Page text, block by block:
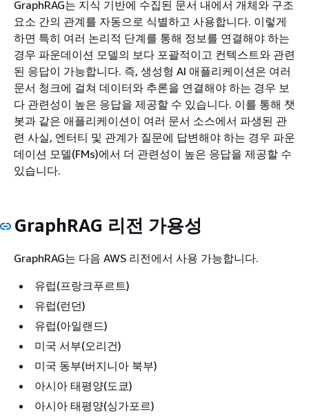
GraphRAG는 지식 기반에 수집된 문서 내에서 개체와 구조
요소 간의 관계를 자동으로 식별하고 사용합니다. 이렇게
하면 특히 여러 논리적 단계를 통해 정보를 연결해야 하는
경우 파운데이션 모델의 보다 포괄적이고 컨텍스트와 관련
된 응답이 가능합니다. 즉, 생성형 AI 애플리케이션은 여러
문서 청크에 걸쳐 데이터와 추론을 연결해야 하는 경우 보
다 관련성이 높은 응답을 제공할 수 있습니다. 이를 통해 챗
봇과 같은 애플리케이션이 여러 문서 소스에서 파생된 관
련 사실, 엔터티 및 관계가 질문에 답변해야 하는 경우 파운
데이션 모델(FMs)에서 더 관련성이 높은 응답을 제공할 수
있습니다.
GraphRAG 리전 가용성
GraphRAG는 다음 AWS 리전에서 사용 가능합니다.
유럽(프랑크푸르트)
유럽(런던)
유럽(아일랜드)
미국 서부(오리건)
미국 동부(버지니아 북부)
아시아 태평양(도쿄)
아시아 태평양(싱가포르)